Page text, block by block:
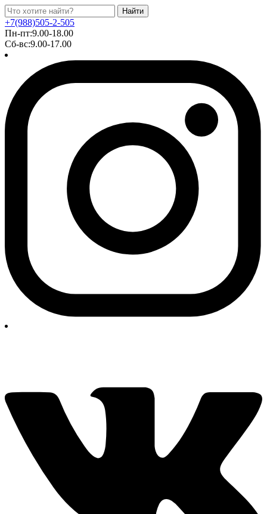
Найти
+7(988)505-2-505
Пн-пт:9.00-18.00
Сб-вс:9.00-17.00